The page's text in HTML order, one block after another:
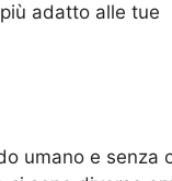
adatto alle tue
umano e senza